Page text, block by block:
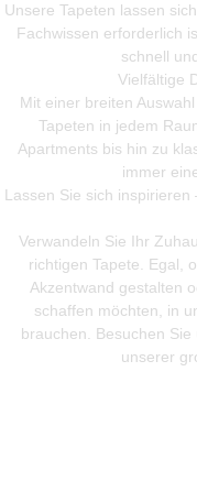
Unsere Tapeten lassen
Fachwissen erforderlich
schnell
Vielfältige
Mit einer breiten
Tapeten in jedem
Apartments bis hin zu
immer
Lassen Sie sich
Verwandeln Sie Ihr
richtigen Tapete. Egal,
Akzentwand gestalten
schaffen möchten, in
brauchen. Besuchen
unserer